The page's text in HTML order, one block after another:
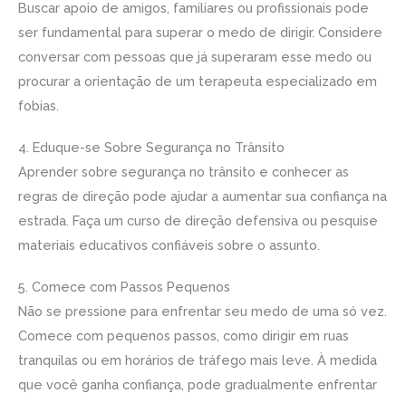
Buscar apoio de amigos, familiares ou profissionais pode
ser fundamental para superar o medo de dirigir. Considere
conversar com pessoas que já superaram esse medo ou
procurar a orientação de um terapeuta especializado em
fobias.
4. Eduque-se Sobre Segurança no Trânsito
Aprender sobre segurança no trânsito e conhecer as
regras de direção pode ajudar a aumentar sua confiança na
estrada. Faça um curso de direção defensiva ou pesquise
materiais educativos confiáveis sobre o assunto.
5. Comece com Passos Pequenos
Não se pressione para enfrentar seu medo de uma só vez.
Comece com pequenos passos, como dirigir em ruas
tranquilas ou em horários de tráfego mais leve. À medida
que você ganha confiança, pode gradualmente enfrentar